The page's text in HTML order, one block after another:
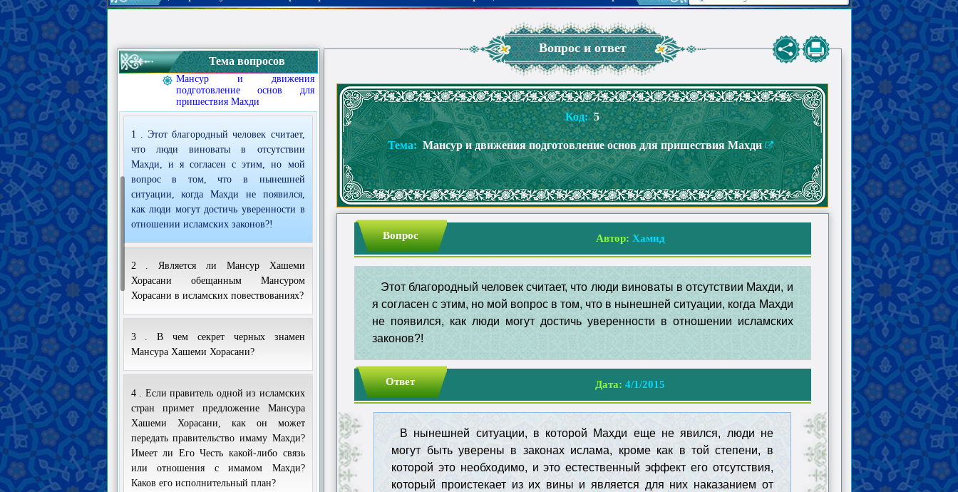
Вопрос и ответ
Код: 5
Тема: Мансур и движения подготовление основ для пришествия Махди
Вопрос Автор: Хамид
Этот благородный человек считает, что люди виноваты в отсутствии Махди, и
я согласен с этим, но мой вопрос в том, что в нынешней ситуации, когда Махди
не появился, как люди могут достичь уверенности в отношении исламских
законов?!
Ответ Дата: 4/1/2015
В нынешней ситуации, в которой Махди еще не явился, люди не
могут быть уверены в законах ислама, кроме как в той степени, в
которой это необходимо, и это естественный эффект его отсутствия,
который проистекает из их вины и является для них наказанием от
Тема вопросов
Существование Махди и его
особенности
Мансур и движения
подготовление основ для
пришествия Махди
1 . Этот благородный человек считает,
что люди виноваты в отсутствии
Махди, и я согласен с этим, но мой
вопрос в том, что в нынешней
ситуации, когда Махди не появился,
как люди могут достичь уверенности в
отношении исламских законов?!
2 . Является ли Мансур Хашеми
Хорасани обещанным Мансуром
Хорасани в исламских повествованиях?
3 . В чем секрет черных знамен
Мансура Хашеми Хорасани?
4 . Если правитель одной из исламских
стран примет предложение Мансура
Хашеми Хорасани, как он может
передать правительство имаму Махди?
Имеет ли Его Честь какой-либо связь
или отношения с имамом Махди?
Каков его исполнительный план?